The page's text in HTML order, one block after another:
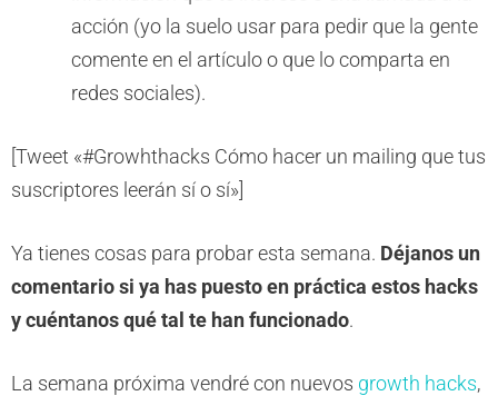
acción (yo la suelo usar para pedir que la gente
comente en el artículo o que lo comparta en
redes sociales).
[Tweet «#Growhthacks Cómo hacer un mailing que tus
suscriptores leerán sí o sí»]
Ya tienes cosas para probar esta semana. Déjanos un
comentario si ya has puesto en práctica estos hacks
y cuéntanos qué tal te han funcionado.
La semana próxima vendré con nuevos growth hacks,